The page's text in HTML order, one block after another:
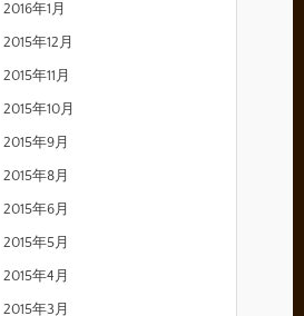
2016年1月
2015年12月
2015年11月
2015年10月
2015年9月
2015年8月
2015年6月
2015年5月
2015年4月
2015年3月